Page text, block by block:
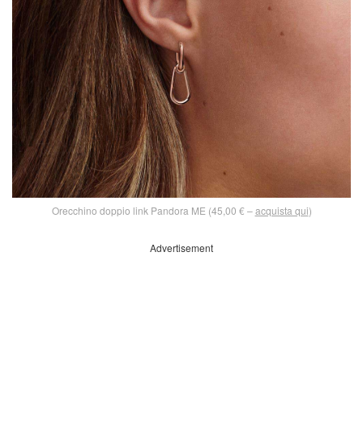
Orecchino doppio link Pandora ME (45,00 € –acquista qui)
Advertisement